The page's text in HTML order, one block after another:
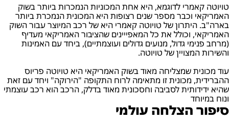
טויוטה קאמרי לדוגמא, היא אחת המכוניות הנמכרות ביותר בשוק
האמריקאי וכבר מספר שנים רצופות היא המכונית הנמכרת ביותר
בארה"ב. היתרון של טויוטה קאמרי היא של רכב המיוצר עבור השוק
האמריקאי, וכולל את כל המאפייינים שהציבור האמריקאי מעדיף
(מרחב פנימי גדול, מנועים גדולים ועוצמתיים), ביחד עם האמינות
והשירות המצויין של טויוטה.
עוד מכונית שמצליחה מאוד בשוק האמריקאי היא טויוטה פריוס
ההברידית, מכונית זו מתאימה לרוח התקופה "הירוקה" ויחד עם זאת
שהיא ידידותית לסביבה וחסכונית מאוד בדלק, הרכב הוא רכב עוצמתי
ונוח במיוחד
סיפור הצלחה עולמי